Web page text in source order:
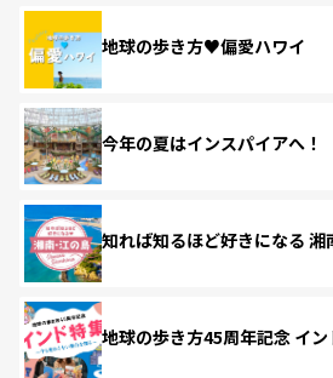
地球の歩き方♥偏愛ハワイ
今年の夏はインスパイアへ！
知れば知るほど好きになる 湘
地球の歩き方45周年記念 イ